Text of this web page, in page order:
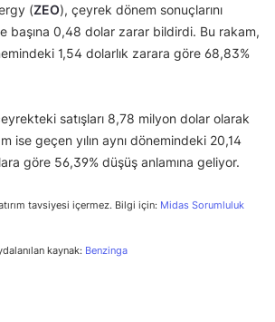
(ZEO), çeyrek dönem sonuçlarını
başına 0,48 dolar zarar bildirdi. Bu rakam,
1,54 dolarlık zarara göre 68,83%
satışları 8,78 milyon dolar olarak
ise geçen yılın aynı dönemindeki 20,14
göre 56,39% düşüş anlamına geliyor.
tavsiyesi içermez. Bilgi için: Midas Sorumluluk
kaynak: Benzinga